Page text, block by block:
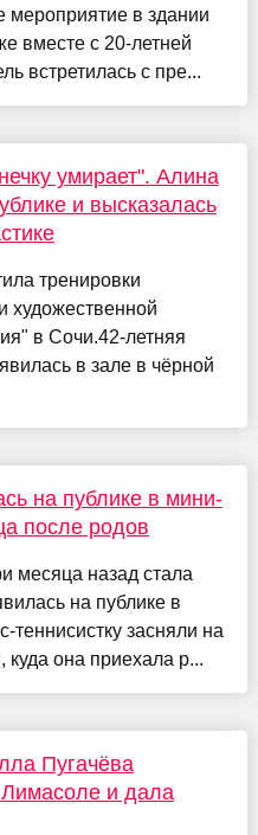
мероприятие в здании
вместе с 20-летней
встретилась с пре...
умирает". Алина
и высказалась
тренировки
художественной
в Сочи.42-летняя
в зале в чёрной
на публике в мини-
после родов
месяца назад стала
на публике в
засняли на
она приехала р...
Пугачёва
Лимасоле и дала